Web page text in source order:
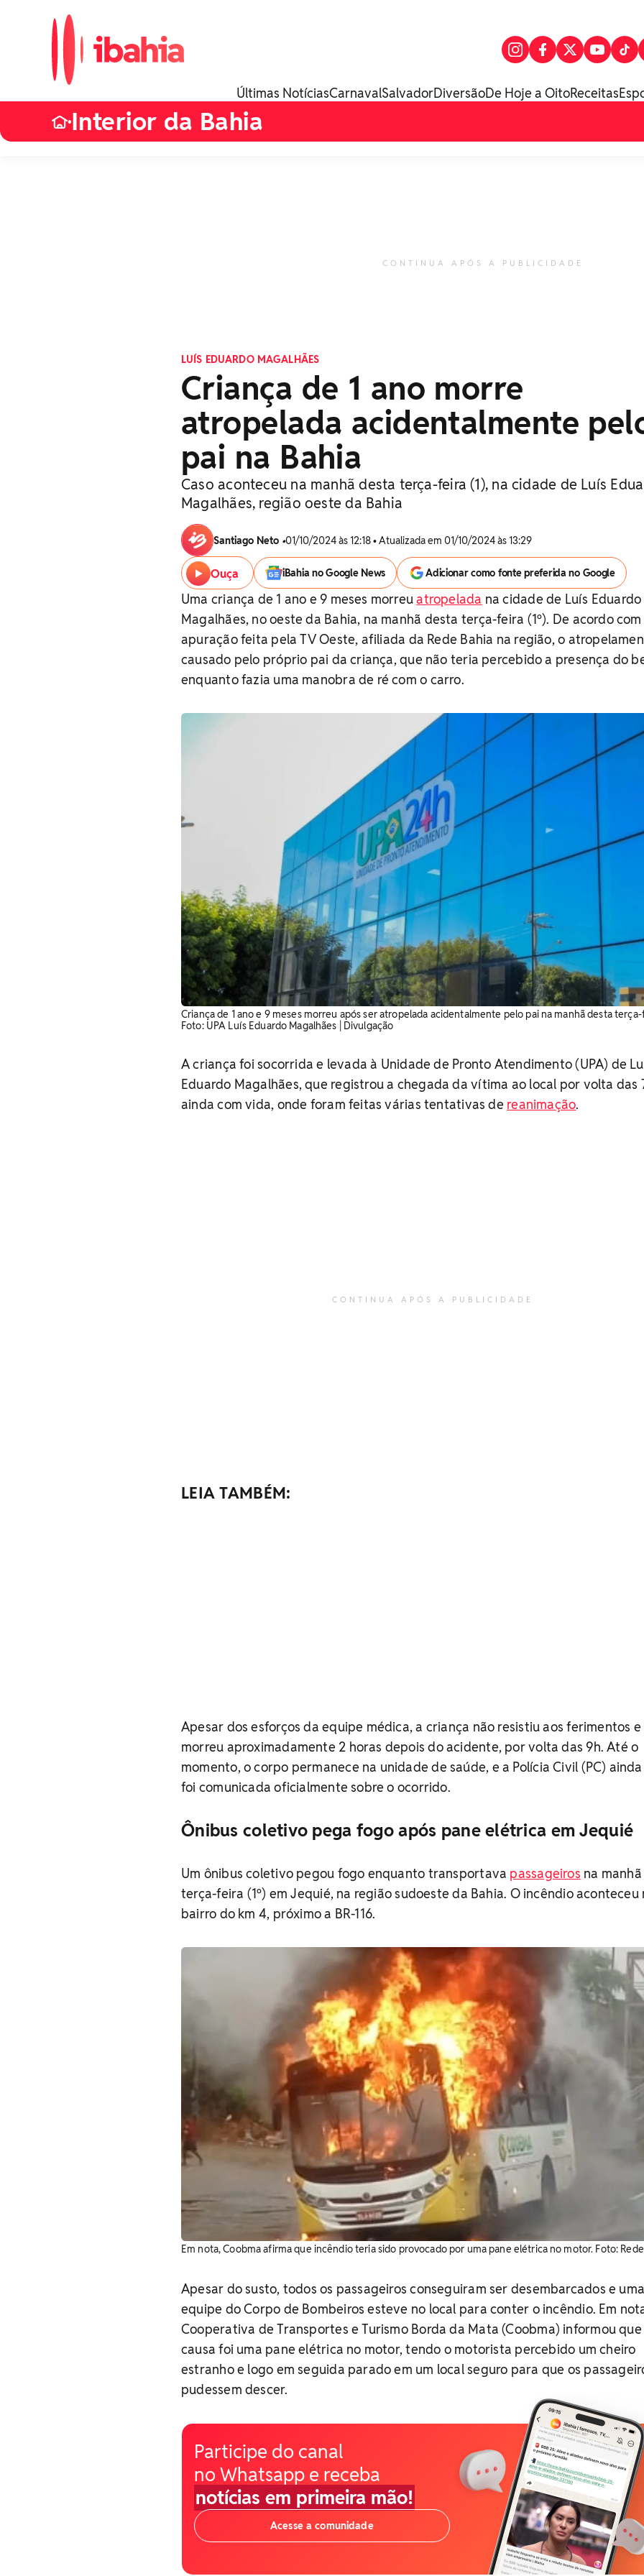
Últimas NotíciasCarnavalSalvadorDiversãoDe Hoje a OitoReceitas
•Interior da Bahia
CONTINUA APÓS A PUBLICIDADE
LUÍS EDUARDO MAGALHÃES
Criança de 1 ano morre
atropelada acidentalmente
pai na Bahia
Caso aconteceu na manhã desta terça-feira (1), na cidade de Luís
Magalhães, região oeste da Bahia
Santiago Neto •01/10/2024 às 12:18 • Atualizada em 01/10/2024 às 13:29
Ouça iBahia no Google News Adicionar como fonte preferida no Google
Uma criança de 1 ano e 9 meses morreuatropelada na cidade de Luís Eduardo
Magalhães, no oeste da Bahia, na manhã desta terça-feira (1º). De acordo com
apuração feita pela TV Oeste, afiliada da Rede Bahia na região, o
causado pelo próprio pai da criança, que não teria percebido a presença do
enquanto fazia uma manobra de ré com o carro.
Criança de 1 ano e 9 meses morreu após ser atropelada acidentalmente pelo pai na manhã desta terça-
Foto: UPA Luís Eduardo Magalhães | Divulgação
A criança foi socorrida e levada à Unidade de Pronto Atendimento (UPA) de
Eduardo Magalhães, que registrou a chegada da vítima ao local por volta das
ainda com vida, onde foram feitas várias tentativas de reanimação.
CONTINUA APÓS A PUBLICIDADE
LEIA TAMBÉM:
Apesar dos esforços da equipe médica, a criança não resistiu aos ferimentos e
morreu aproximadamente 2 horas depois do acidente, por volta das 9h. Até o
momento, o corpo permanece na unidade de saúde, e a Polícia Civil (PC)
foi comunicada oficialmente sobre o ocorrido.
Ônibus coletivo pega fogo após pane elétrica em Jequié
Um ônibus coletivo pegou fogo enquanto transportava passageiros na
terça-feira (1º) em Jequié, na região sudoeste da Bahia. O incêndio aconteceu
bairro do km 4, próximo a BR-116.
Em nota, Coobma afirma que incêndio teria sido provocado por uma pane elétrica no motor. Foto:
Apesar do susto, todos os passageiros conseguiram ser desembarcados e
equipe do Corpo de Bombeiros esteve no local para conter o incêndio. Em
Cooperativa de Transportes e Turismo Borda da Mata (Coobma) informou que
causa foi uma pane elétrica no motor, tendo o motorista percebido um cheiro
estranho e logo em seguida parado em um local seguro para que os
pudessem descer.
Participe do canal
no Whatsapp e receba
notícias em primeira mão!
Acesse a comunidade